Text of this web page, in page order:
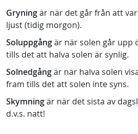
Gryningär när det går från att
ljust (tidig morgon).
Soluppgångär när solen går upp
tills det att halva solen är synlig.
Solnedgångär när halva solen
fram tills det att solen inte syns.
Skymningär när det sista av
d.v.s. natt!